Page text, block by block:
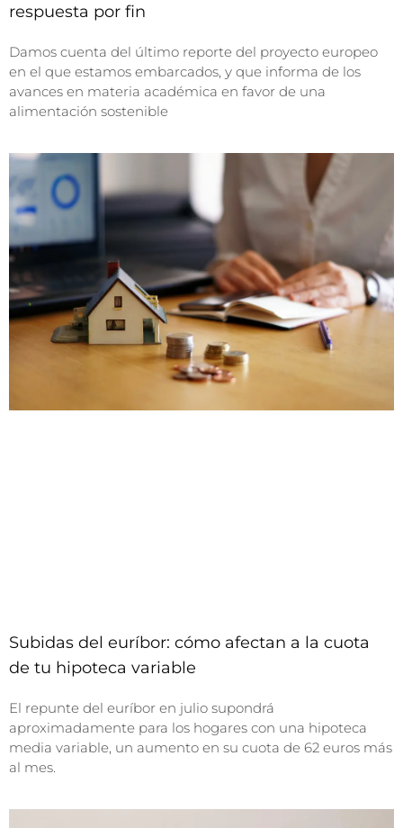
respuesta por fin
Damos cuenta del último reporte del proyecto europeo
en el que estamos embarcados, y que informa de los
avances en materia académica en favor de una
alimentación sostenible
Subidas del euríbor: cómo afectan a la cuota
de tu hipoteca variable
El repunte del euríbor en julio supondrá
aproximadamente para los hogares con una hipoteca
media variable, un aumento en su cuota de 62 euros más
al mes.